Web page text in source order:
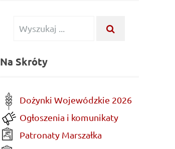
Wyszukiwanie
Na Skróty
Dożynki Wojewódzkie 2026
Ogłoszenia i komunikaty
Patronaty Marszałka